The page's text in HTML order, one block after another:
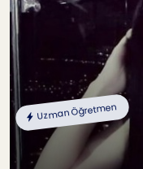
Uzman Öğretmen